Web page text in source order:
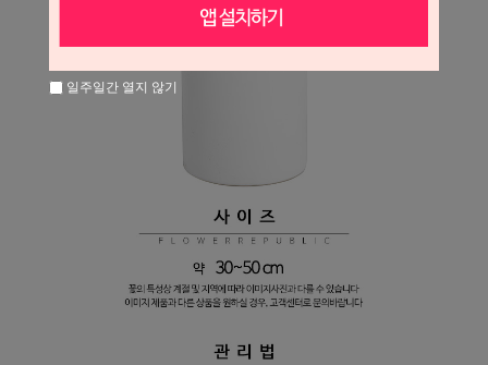
일주일간 열지 않기